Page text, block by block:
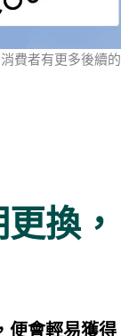
費者有更多後續的
換，
便會輕易獲得